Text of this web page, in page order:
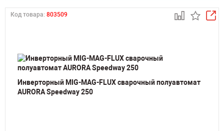
Код товара: 803509
Инверторный MIG-MAG-FLUX сварочный полуавтомат
AURORA Speedway 250